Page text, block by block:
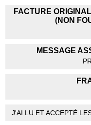
FACTURE
(NON
MESSAGE
J'AI LU ET ACCEPTÉ